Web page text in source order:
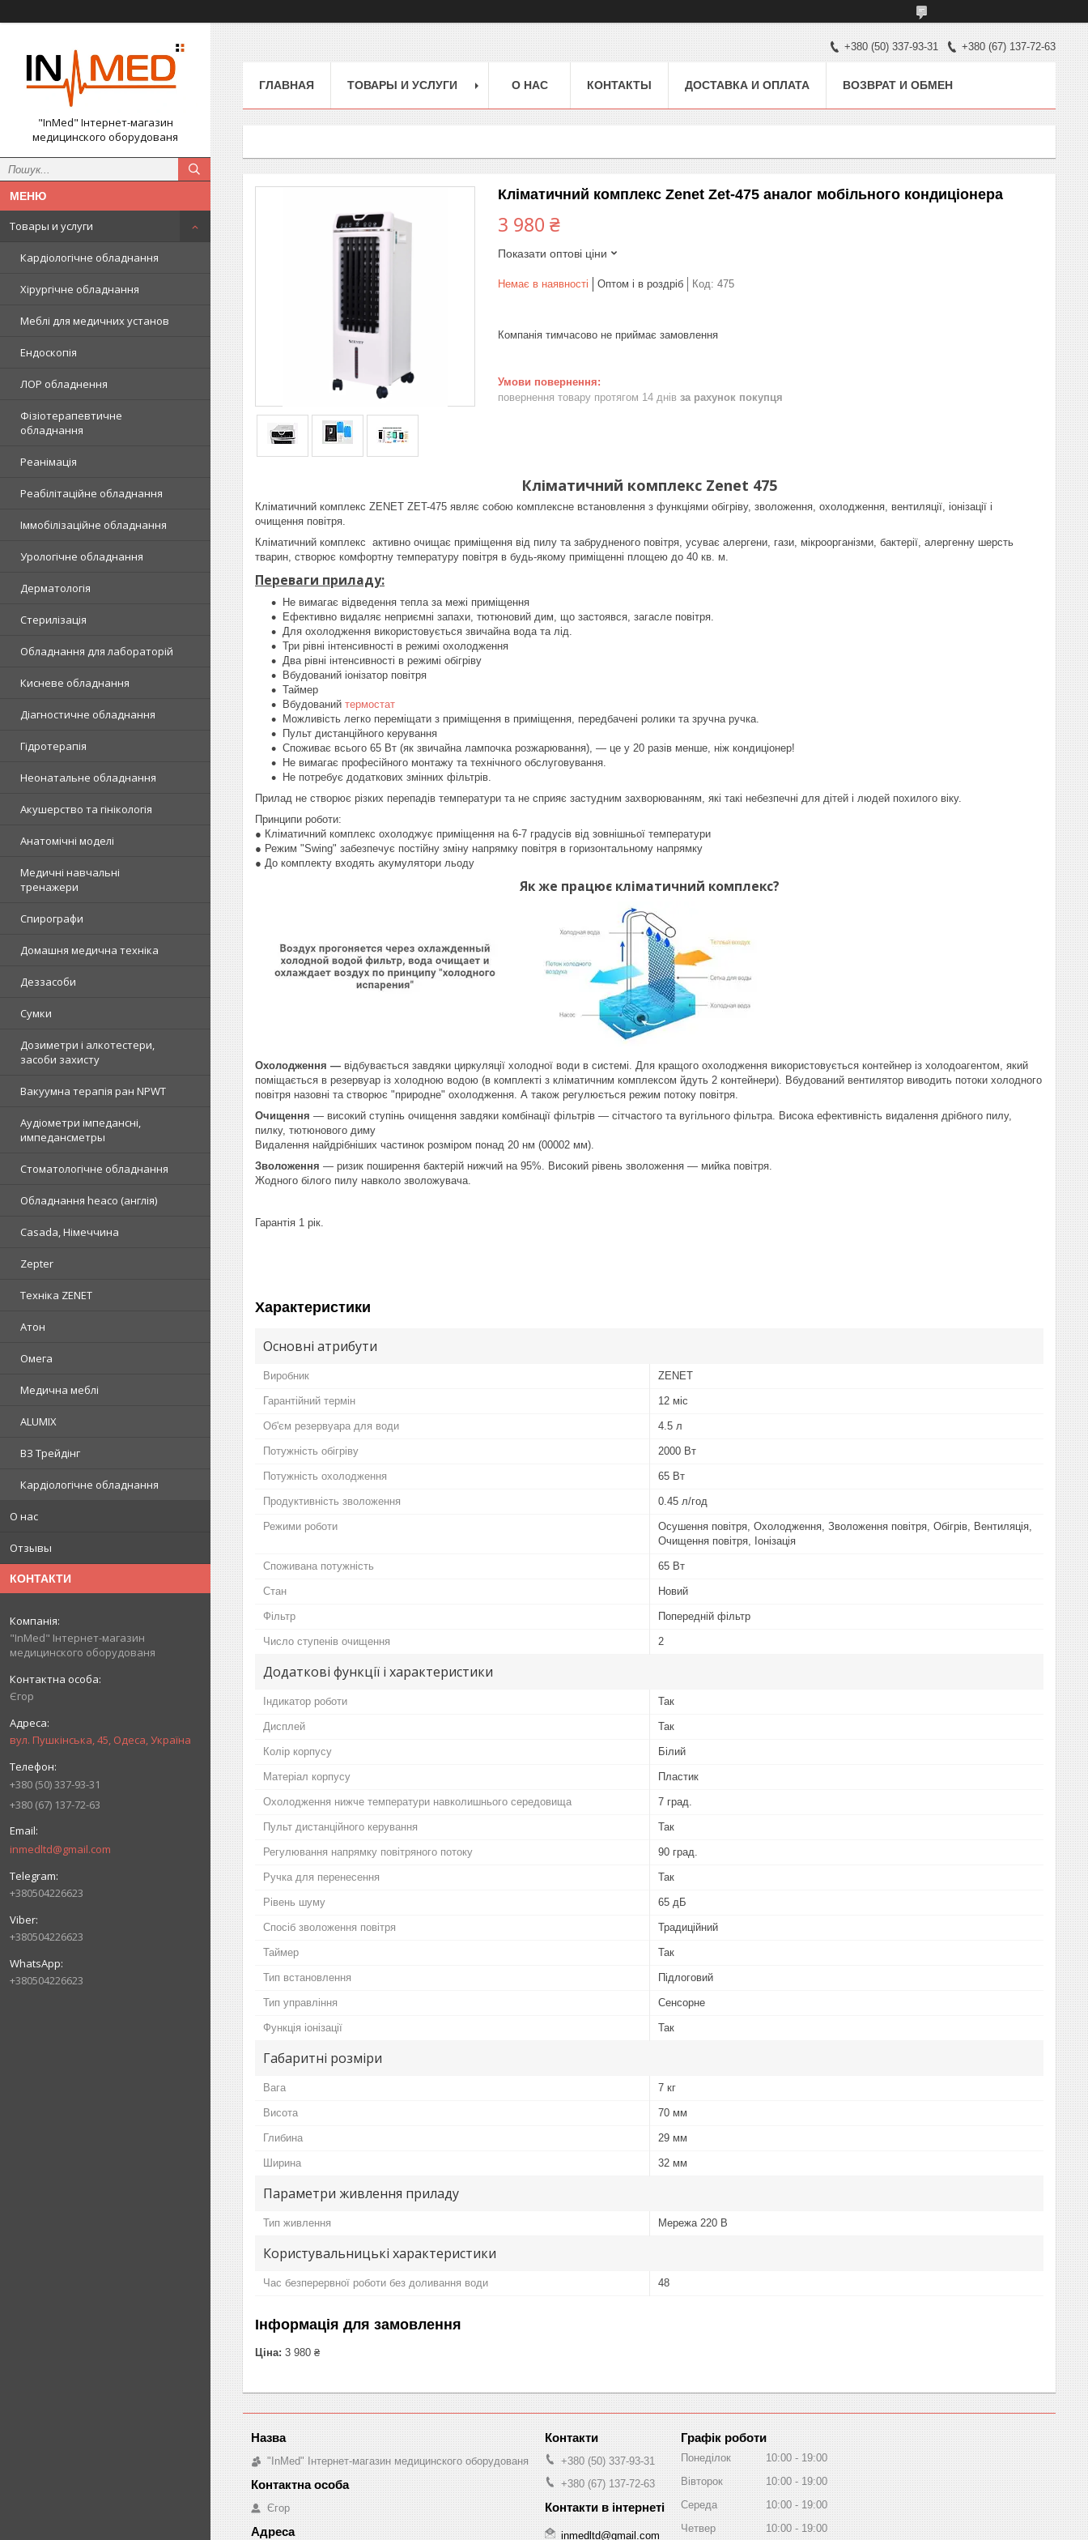
"InMed" Інтернет-магазин
медицинского оборудованя
Товары и услуги
Кардіологічне обладнання
Хірургічне обладнання
Меблі для медичних установ
Ендоскопія
ЛОР обладнення
Фізіотерапевтичне
обладнання
Реанімація
Реабілітаційне обладнання
Іммобілізаційне обладнання
Урологічне обладнання
Дерматологія
Стерилізація
Обладнання для лабораторій
Кисневе обладнання
Діагностичне обладнання
Гідротерапія
Неонатальне обладнання
Акушерство та гінікологія
Анатомічні моделі
Медичні навчальні
тренажери
Спирографи
Домашня медична техніка
Деззасоби
Сумки
Дозиметри і алкотестери,
засоби захисту
Вакуумна терапія ран NPWT
Аудіометри імпедансні,
импедансметры
Стоматологічне обладнання
Обладнання heaco (англія)
Casada, Німеччина
Zepter
Техніка ZENET
Атон
Омега
Медична меблі
ALUMIX
ВЗ Трейдінг
Кардіологічне обладнання
О нас
Отзывы
КОНТАКТИ
"InMed" Інтернет-магазин
медицинского оборудованя
Єгор
вул. Пушкінська, 45, Одеса, Україна
+380 (50) 337-93-31
+380 (67) 137-72-63
inmedltd@gmail.com
+380504226623
+380504226623
+380504226623
+380 (50) 337-93-31 +380 (67) 137-72-63
ГЛАВНАЯ ТОВАРЫ И УСЛУГИ О НАС КОНТАКТЫ ДОСТАВКА И ОПЛАТА ВОЗВРАТ И ОБМЕН
Кліматичний комплекс Zenet Zet-475 аналог мобільного кондиціонера
3 980 ₴
Показати оптові ціни
Немає в наявності Оптом і в роздріб Код: 475
Компанія тимчасово не приймає замовлення
повернення товару протягом 14 днів за рахунок покупця
Кліматичний комплекс Zenet 475
Кліматичний комплекс ZENET ZET-475 являє собою комплексне встановлення з функціями обігріву, зволоження, охолодження, вентиляції, іонізації і
очищення повітря.
Кліматичний комплекс активно очищає приміщення від пилу та забрудненого повітря, усуває алергени, гази, мікроорганізми, бактерії, алергенну шерсть
тварин, створює комфортну температуру повітря в будь-якому приміщенні площею до 40 кв. м.
Переваги приладу:
Не вимагає відведення тепла за межі приміщення
Ефективно видаляє неприємні запахи, тютюновий дим, що застоявся, загасле повітря.
Для охолодження використовується звичайна вода та лід.
Три рівні інтенсивності в режимі охолодження
Два рівні інтенсивності в режимі обігріву
Вбудований іонізатор повітря
Таймер
Вбудований термостат
Можливість легко переміщати з приміщення в приміщення, передбачені ролики та зручна ручка.
Пульт дистанційного керування
Споживає всього 65 Вт (як звичайна лампочка розжарювання), — це у 20 разів менше, ніж кондиціонер!
Не вимагає професійного монтажу та технічного обслуговування.
Не потребує додаткових змінних фільтрів.
Прилад не створює різких перепадів температури та не сприяє застудним захворюванням, які такі небезпечні для дітей і людей похилого віку.
Принципи роботи:
● Кліматичний комплекс охолоджує приміщення на 6-7 градусів від зовнішньої температури
● Режим "Swing" забезпечує постійну зміну напрямку повітря в горизонтальному напрямку
● До комплекту входять акумулятори льоду
Як же працює кліматичний комплекс?
Охолодження — відбувається завдяки циркуляції холодної води в системі. Для кращого охолодження використовується контейнер із холодоагентом, який
поміщається в резервуар із холодною водою (в комплекті з кліматичним комплексом йдуть 2 контейнери). Вбудований вентилятор виводить потоки холодного
повітря назовні та створює "природне" охолодження. А також регулюється режим потоку повітря.
Очищення — високий ступінь очищення завдяки комбінації фільтрів — сітчастого та вугільного фільтра. Висока ефективність видалення дрібного пилу,
пилку, тютюнового диму
Видалення найдрібніших частинок розміром понад 20 нм (00002 мм).
Зволоження — ризик поширення бактерій нижчий на 95%. Високий рівень зволоження — мийка повітря.
Жодного білого пилу навколо зволожувача.
Гарантія 1 рік.
Характеристики
Основні атрибути
Виробник ZENET
Гарантійний термін 12 міс
Об'єм резервуара для води 4.5 л
Потужність обігріву 2000 Вт
Потужність охолодження 65 Вт
Продуктивність зволоження 0.45 л/год
Режими роботи
Осушення повітря, Охолодження, Зволоження повітря, Обігрів, Вентиляція,
Очищення повітря, Іонізація
Споживана потужність 65 Вт
Стан Новий
Фільтр Попередній фільтр
Число ступенів очищення 2
Додаткові функції і характеристики
Індикатор роботи Так
Дисплей Так
Колір корпусу Білий
Матеріал корпусу Пластик
Охолодження нижче температури навколишнього середовища 7 град.
Пульт дистанційного керування Так
Регулювання напрямку повітряного потоку 90 град.
Ручка для перенесення Так
Рівень шуму 65 дБ
Спосіб зволоження повітря Традиційний
Таймер Так
Тип встановлення Підлоговий
Тип управління Сенсорне
Функція іонізації Так
Габаритні розміри
Вага 7 кг
Висота 70 мм
Глибина 29 мм
Ширина 32 мм
Параметри живлення приладу
Тип живлення Мережа 220 В
Користувальницькі характеристики
Час безперервної роботи без доливання води 48
Інформація для замовлення
Ціна: 3 980 ₴
"InMed" Інтернет-магазин медицинского оборудованя
Єгор
+380 (50) 337-93-31
+380 (67) 137-72-63
inmedltd@gmail.com
Графік роботи
Понеділок 10:00
19:00
Вівторок
10:00
19:00
Середа
10:00
19:00
Четвер
10:00 19:00